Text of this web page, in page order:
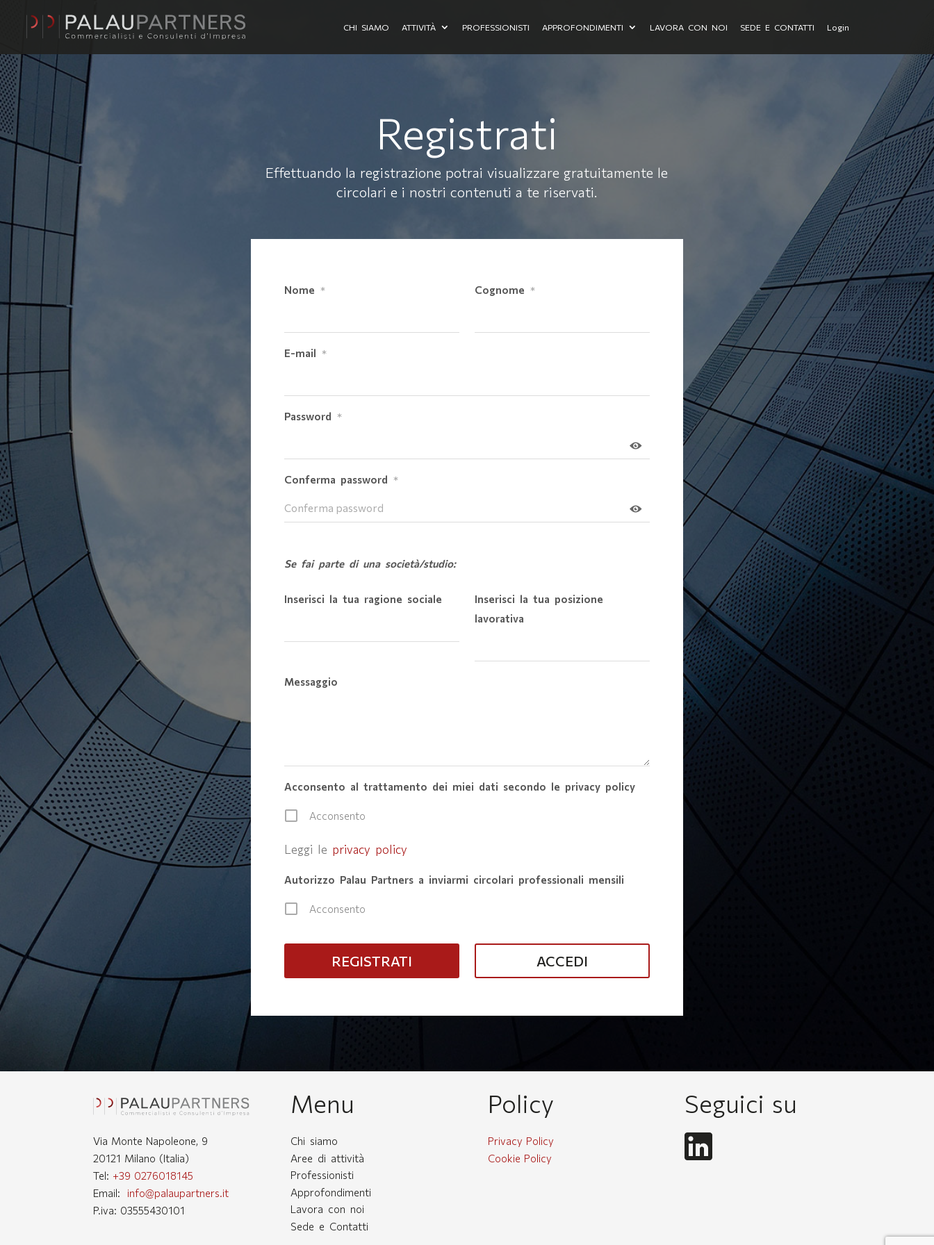
CHI SIAMO ATTIVITÀ PROFESSIONISTI APPROFONDIMENTI LAVORA CON NOI SEDE E CONTATTI Login
Registrati
Effettuando la registrazione potrai visualizzare gratuitamente le
circolari e i nostri contenuti a te riservati.
Nome * Cognome *
E-mail *
Password *
Conferma password *
Se fai parte di una società/studio:
Inserisci la tua ragione sociale
Inserisci la tua posizione
lavorativa
Messaggio
Acconsento al trattamento dei miei dati secondo le privacy policy
Acconsento
Leggi le privacy policy
Autorizzo Palau Partners a inviarmi circolari professionali mensili
Acconsento
ACCEDI
Via Monte Napoleone, 9
20121 Milano (Italia)
Tel: +39 0276018145
Email: info@palaupartners.it
P.iva: 03555430101
Menu
Chi siamo
Aree di attività
Professionisti
Approfondimenti
Lavora con noi
Sede e Contatti
Policy
Privacy Policy
Cookie Policy
Seguici su